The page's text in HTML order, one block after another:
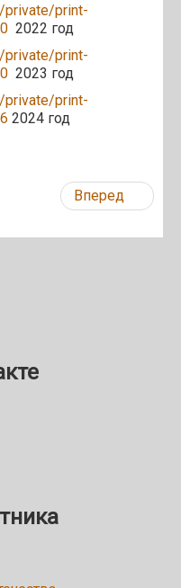
private/print-
2022 год
private/print-
2023 год
private/print-
2024 год
Вперед